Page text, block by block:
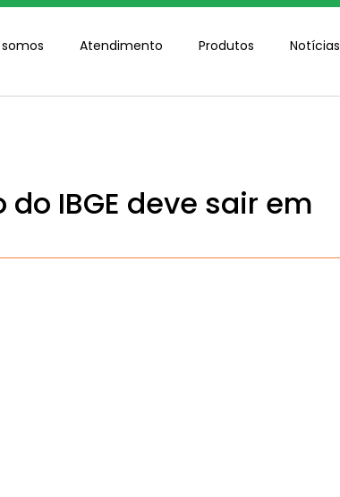
Atendimento Produtos Notícias
IBGE deve sair em